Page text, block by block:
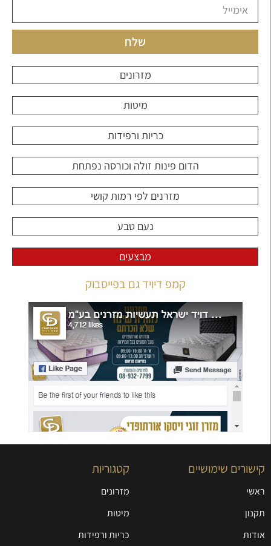
שלח
מזרונים
מיטות
כריות ורפידות
הדום פינות זולה וכורסה נפתחת
מזרנים לפי רמות קושי
נעם טבע
מבצעים
קמפ דיויד גם בפייסבוק
קישורים שימושיים
ראשי
תקנון
אודות
קטגוריות
מזרונים
מיטות
כריות ורפידות